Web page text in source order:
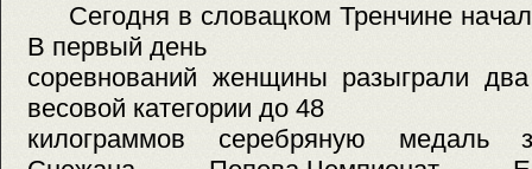
Сегодня в словацком Тренчине
В первый день
соревнований женщины разыграли
весовой категории до 48
килограммов серебряную медаль